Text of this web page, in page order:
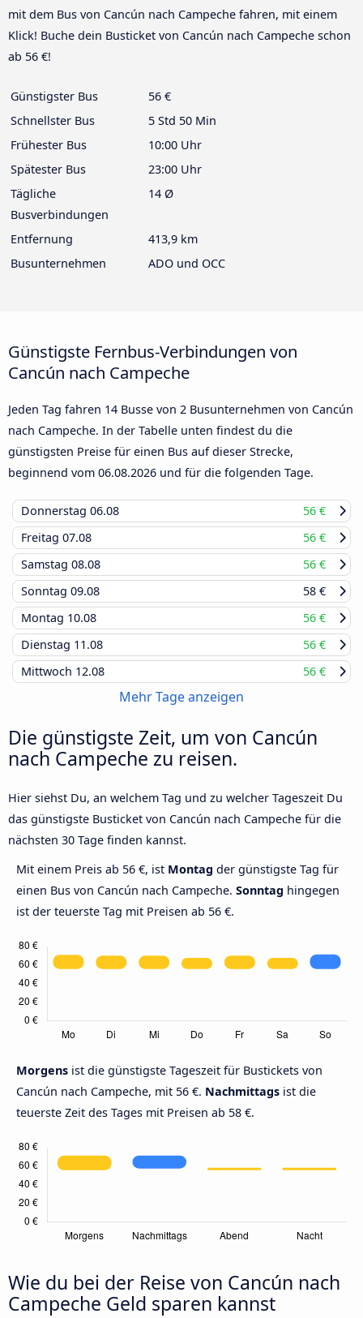
mit dem Bus von Cancún nach Campeche fahren, mit einem
Klick! Buche dein Busticket von Cancún nach Campeche schon
ab 56 €!
Günstigster Bus
56 €
Schnellster Bus
5 Std 50 Min
Frühester Bus
10:00 Uhr
Spätester Bus
23:00 Uhr
Tägliche
Busverbindungen
14 Ø
Entfernung
413,9 km
Busunternehmen
ADO und OCC
Günstigste Fernbus-Verbindungen von
Cancún nach Campeche
Jeden Tag fahren 14 Busse von 2 Busunternehmen von Cancún
nach Campeche. In der Tabelle unten findest du die
günstigsten Preise für einen Bus auf dieser Strecke,
beginnend vom 06.08.2026 und für die folgenden Tage.
Donnerstag 06.08
56 €
Freitag 07.08
56 €
Samstag 08.08
56 €
Sonntag 09.08
58 €
Montag 10.08
56 €
Dienstag 11.08
56 €
Mittwoch 12.08 56 €
Mehr Tage anzeigen
Die günstigste Zeit, um von Cancún
nach Campeche zu reisen.
Hier siehst Du, an welchem Tag und zu welcher Tageszeit Du
das günstigste Busticket von Cancún nach Campeche für die
nächsten 30 Tage finden kannst.
Mit einem Preis ab 56 €, ist Montag der günstigste Tag für
einen Bus von Cancún nach Campeche. Sonntag hingegen
ist der teuerste Tag mit Preisen ab 56 €.
Morgens ist die günstigste Tageszeit für Bustickets von
Cancún nach Campeche, mit 56 €. Nachmittags ist die
teuerste Zeit des Tages mit Preisen ab 58 €.
Wie du bei der Reise von Cancún nach
Campeche Geld sparen kannst